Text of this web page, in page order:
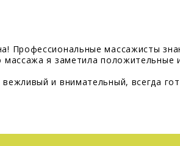
Профессиональные массажисты
я заметила
вежливый и внимательный, всегда